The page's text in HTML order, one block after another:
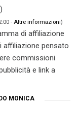
)
- Altre informazioni)
di affiliazione
affiliazione pensato
commissioni
e link a
MONICA